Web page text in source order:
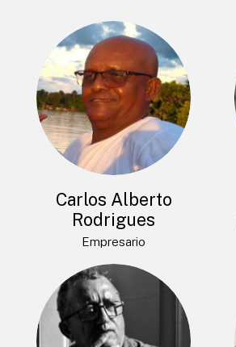
Carlos Alberto
Rodrigues
Empresario